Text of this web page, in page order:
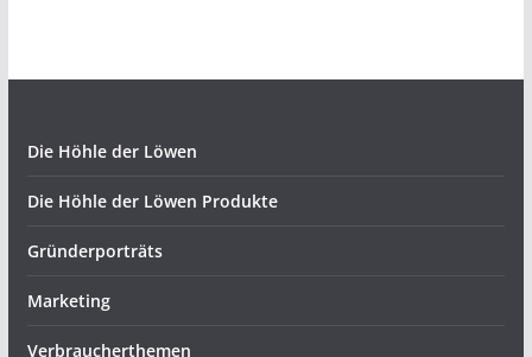
Die Höhle der Löwen
Die Höhle der Löwen Produkte
Gründerporträts
Marketing
Verbraucherthemen